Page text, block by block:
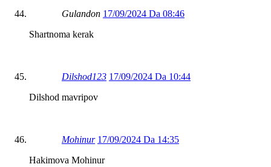
Gulandon 17/09/2024 Da 08:46
Shartnoma kerak
Dilshod123 17/09/2024 Da 10:44
Dilshod mavripov
Mohinur 17/09/2024 Da 14:35
Hakimova Mohinur